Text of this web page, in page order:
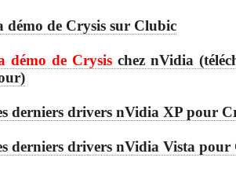
démo de Crysis sur Clubic
démo de Crysis chez nVidia
derniers drivers nVidia XP pour
derniers drivers nVidia Vista